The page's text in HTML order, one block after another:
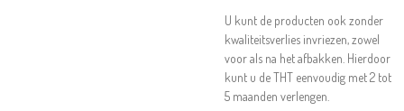
U kunt de producten ook zonder
kwaliteitsverlies invriezen, zowel
voor als na het afbakken. Hierdoor
kunt u de THT eenvoudig met 2 tot
5 maanden verlengen.